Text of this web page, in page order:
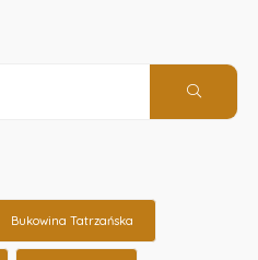
Bukowina Tatrzańska